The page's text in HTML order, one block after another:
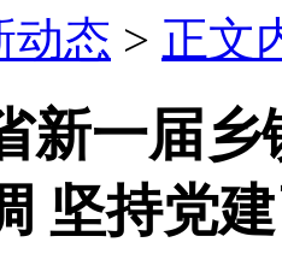
动态 > 正文
新一届
坚持党